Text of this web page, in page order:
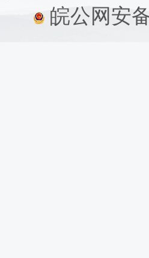
皖公网安